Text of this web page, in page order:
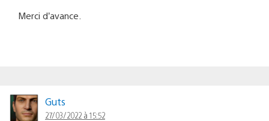
Merci d’avance.
Guts
27/03/2022 à 15:52